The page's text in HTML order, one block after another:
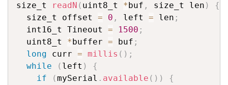
size_t readN ( uint8_t * buf , size_t len )
{
  size_t offset
= 0 , left = len ;
  int16_t Tineout
= 1500 ;
  uint8_t
* buffer = buf ;
long curr = millis ( ) ;
while
( left )
{
if
(mySerial . available ( ) )
{